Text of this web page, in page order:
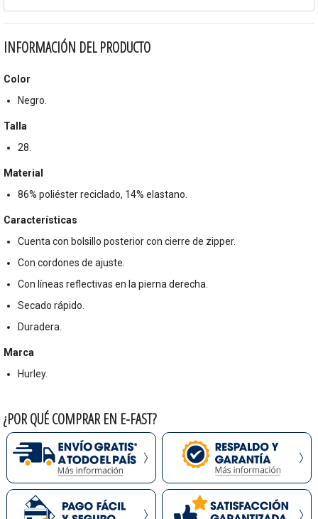
INFORMACIÓN DEL PRODUCTO
Color
Negro.
Talla
28.
Material
86% poliéster reciclado, 14% elastano.
Características
Cuenta con bolsillo posterior con cierre de zipper.
Con cordones de ajuste.
Con líneas reflectivas en la pierna derecha.
Secado rápido.
Duradera.
Marca
Hurley.
¿POR QUÉ COMPRAR EN E-FAST?